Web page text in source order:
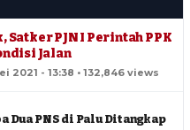
PJN I Perintah PPK
Jalan
2021 - 13:38 • 132,846 views
PNS di Palu Ditangkap